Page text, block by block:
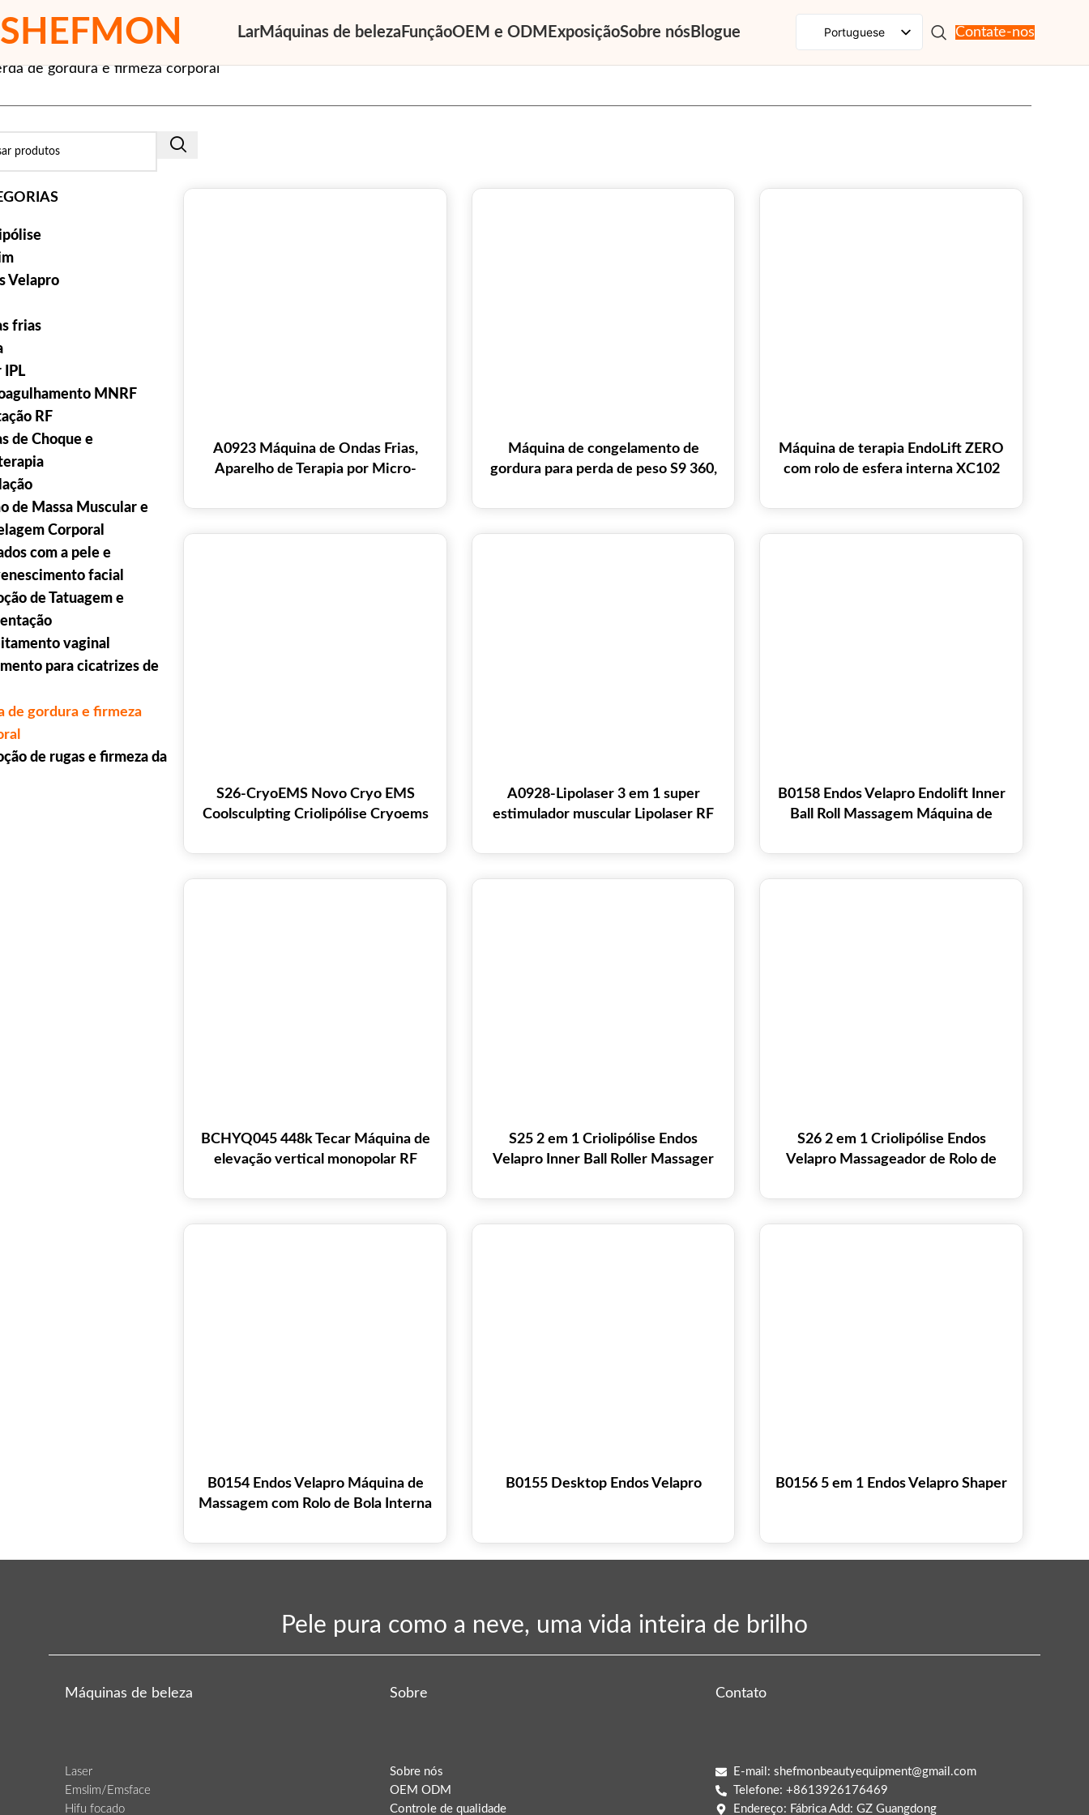
SHEFMON LarMáquinas de beleza FunçãoOEM e ODM ExposiçãoSobre nósBlogue
Portuguese
German
Contate-nos
de gordura e firmeza corporal
Velapro
frias
IPL
MNRF
RF
de Choque e
de Massa Muscular e
Corporal
com a pele e
facial
de Tatuagem e
vaginal
para cicatrizes de
de gordura e firmeza
de rugas e firmeza da
A0923 Máquina de Ondas Frias,
Aparelho de Terapia por Micro-
Firmeza da Pele, Equipamento de
Máquina de congelamento de
gordura para perda de peso S9 360,
congelamento de gordura,
Máquina de terapia EndoLift ZERO
com rolo de esfera interna XC102
S26-CryoEMS Novo Cryo EMS
Coolsculpting Criolipólise Cryoems
para perda de peso
A0928-Lipolaser 3 em 1 super
estimulador muscular Lipolaser RF
B0158 Endos Velapro Endolift Inner
Ball Roll Massagem Máquina de
BCHYQ045 448k Tecar Máquina de
elevação vertical monopolar RF
S25 2 em 1 Criolipólise Endos
Velapro Inner Ball Roller Massager
S26 2 em 1 Criolipólise Endos
Velapro Massageador de Rolo de
Emagrecimento
B0154 Endos Velapro Máquina de
Massagem com Rolo de Bola Interna
B0155 Desktop Endos Velapro B0156 5 em 1 Endos Velapro Shaper
Pele pura como a neve, uma vida inteira de brilho
Máquinas de beleza
Laser
Emslim/Emsface
Hifu focado
Sobre
Sobre nós
OEM ODM
Controle de qualidade
Contato
E-mail: shefmonbeautyequipment@gmail.com
Telefone: +8613926176469
Endereço: Fábrica Add: GZ Guangdong